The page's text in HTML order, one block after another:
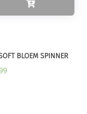
BLOEM SPINNER